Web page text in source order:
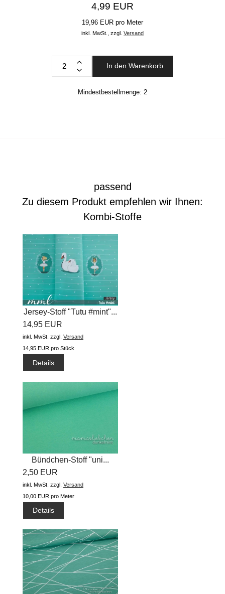
4,99 EUR
19,96 EUR pro Meter
inkl. MwSt., zzgl. Versand
In den Warenkorb
Mindestbestellmenge: 2
passend
Zu diesem Produkt empfehlen wir Ihnen:
Kombi-Stoffe
Jersey-Stoff "Tutu #mint"...
14,95 EUR
inkl. MwSt. zzgl. Versand
14,95 EUR pro Stück
Details
Bündchen-Stoff "uni...
2,50 EUR
inkl. MwSt. zzgl. Versand
10,00 EUR pro Meter
Details